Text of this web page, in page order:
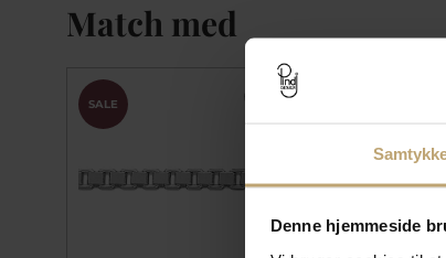
Denne hjemmeside
Match med
SALE